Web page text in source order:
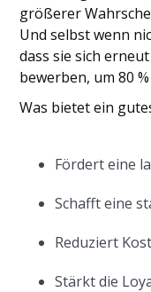
größerer
Und selbst wenn
dass sie sich
bewerben, um 80
Was bietet ein
Fördert eine
Schafft eine
Reduziert
Stärkt die